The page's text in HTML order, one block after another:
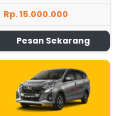
Rp. 15.000.000
Pesan Sekarang